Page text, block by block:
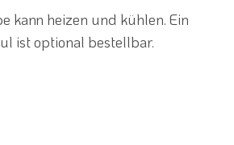
kann heizen und kühlen. Ein
ist optional bestellbar.